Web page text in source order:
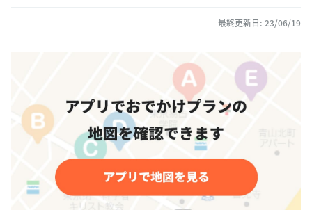
最終更新日: 23/06/19